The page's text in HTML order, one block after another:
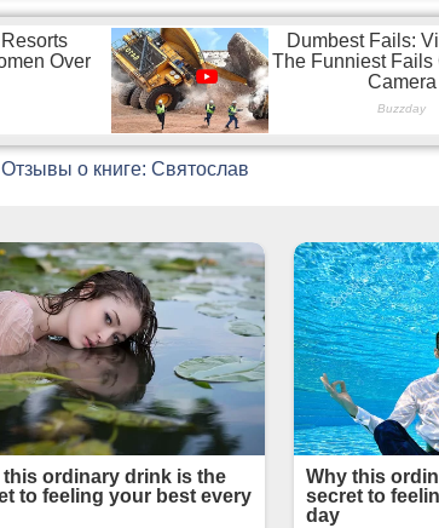
Отзывы о книге: Святослав